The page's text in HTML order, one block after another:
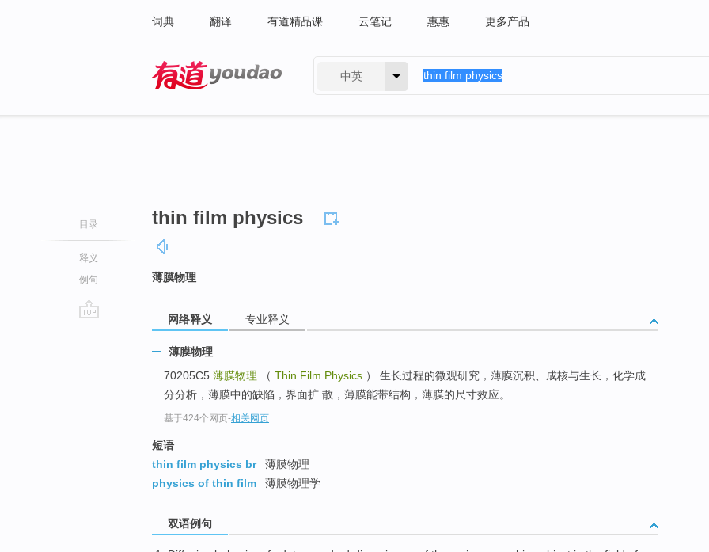
词典 翻译 有道精品课 云笔记 惠惠 更多产品
中英
目录
释义
例句
thin film physics
薄膜物理
网络释义 专业释义
薄膜物理
70205C5 薄膜物理 （ Thin Film Physics ） 生长过程的微观研究，薄膜沉积、成核与生长，化学成
分分析，薄膜中的缺陷，界面扩 散，薄膜能带结构，薄膜的尺寸效应。
基于424个网页-相关网页
短语
thin film physics br
薄膜物理
physics of thin film
薄膜物理学
双语例句